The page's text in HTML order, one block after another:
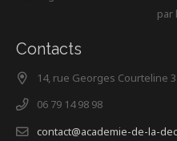
par
Contacts
14, rue Georges Courteline
06 79 14 98 98
contact@academie-de-la-